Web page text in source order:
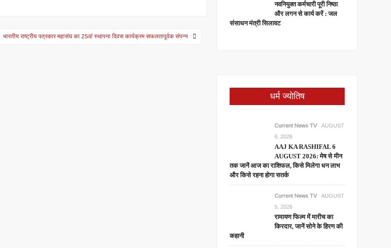
भारतीय राष्ट्रीय पत्रकार महासंघ का 25वां स्थापना दिवस कार्यक्रम सफलतापूर्वक संपन्न
नवनियुक्त कर्मचारी पूरी निष्ठा
और लगन से कार्य करें : जल
संसाधन मंत्री सिलावट
धर्म ज्योतिष
Current News TV
AUGUST
6, 2026
AAJ KA RASHIFAL 6
AUGUST 2026: मेष से मीन
तक जानें आज का राशिफल, किसे मिलेगा धन लाभ
और किसे रहना होगा सतर्क
Current News TV
AUGUST
5, 2026
रामायण फिल्म में मारीच का
किरदार, जानें सोने के हिरण की
कहानी